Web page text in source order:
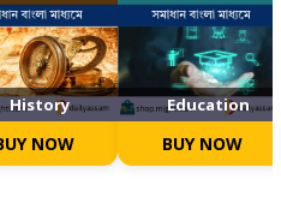
History
NOW
Education
BUY NOW